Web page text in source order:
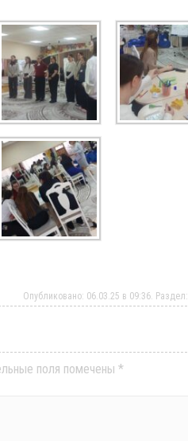
Опубликовано: 06.03.25 в 09:36. Раздел:
поля помечены *